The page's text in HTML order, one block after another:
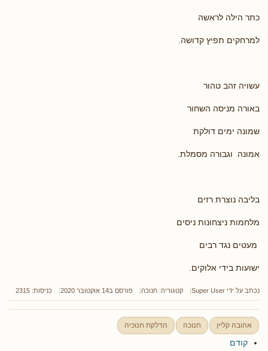
כתר הילה לראשה
למרחקים תפיץ קדושה.
עשויה זהב טהור
באורה מניסה השחור
שמונה ימים דולקת
אמונה וגבורה מסמלת.
בליבה נוצרת רזים
מלחמות ניצחונות ניסים
מעטים נגד רבים
ישועות בידי אלוקים.
נכתב על ידי Super User קטגוריה: חנוכה פורסם ב14 אוקטובר 2020 כניסות: 2315
אהובה קליין חנוכה הדלקת חנוכיה
קודם